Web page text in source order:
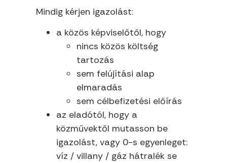
Mindig kérjen igazolást:
a közös képviselőtől, hogy
nincs közös költség
tartozás
sem felújítási alap
elmaradás
sem célbefizetési előírás
az eladótól, hogy a
közművektől mutasson be
igazolást, vagy 0-s egyenleget:
víz / villany / gáz hátralék se